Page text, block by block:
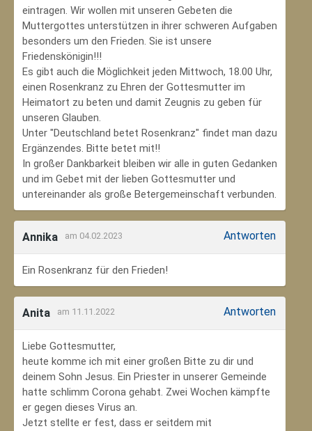
eintragen. Wir wollen mit unseren Gebeten die
Muttergottes unterstützen in ihrer schweren Aufgaben
besonders um den Frieden. Sie ist unsere
Friedenskönigin!!!
Es gibt auch die Möglichkeit jeden Mittwoch, 18.00 Uhr,
einen Rosenkranz zu Ehren der Gottesmutter im
Heimatort zu beten und damit Zeugnis zu geben für
unseren Glauben.
Unter "Deutschland betet Rosenkranz" findet man dazu
Ergänzendes. Bitte betet mit!!
In großer Dankbarkeit bleiben wir alle in guten Gedanken
und im Gebet mit der lieben Gottesmutter und
untereinander als große Betergemeinschaft verbunden.
Annika am 04.02.2023 Antworten
Ein Rosenkranz für den Frieden!
Anita am 11.11.2022 Antworten
Liebe Gottesmutter,
heute komme ich mit einer großen Bitte zu dir und
deinem Sohn Jesus. Ein Priester in unserer Gemeinde
hatte schlimm Corona gehabt. Zwei Wochen kämpfte
er gegen dieses Virus an.
Jetzt stellte er fest, dass er seitdem mit